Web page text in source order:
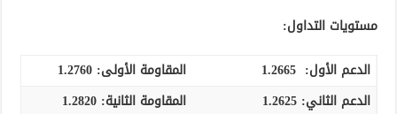
مستويات التداول:
الدعم الأول: 1.2665 المقاومة الأولى: 1.2760
الدعم الثاني: 1.2625 المقاومة الثانية: 1.2820